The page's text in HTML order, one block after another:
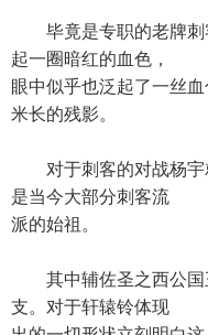
毕竟是专职的老牌刺
起一圈暗红的血色，
眼中似乎也泛起了一丝
米长的残影。
对于刺客的对战杨宇
是当今大部分刺客流
派的始祖。
其中辅佐圣之西公国
支。对于轩辕铃体现